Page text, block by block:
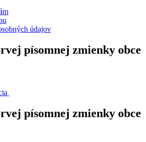
údajov
písomnej zmienky obce
písomnej zmienky obce